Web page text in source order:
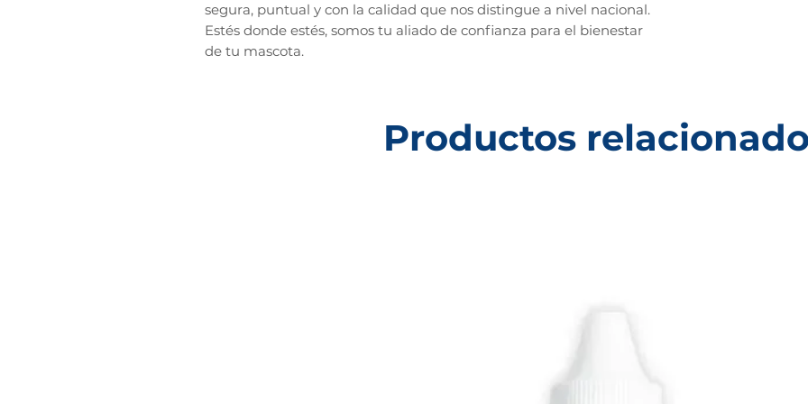
segura, puntual y con la calidad que nos distingue a nivel nacional.
Estés donde estés, somos tu aliado de confianza para el bienestar
de tu mascota.
Productos